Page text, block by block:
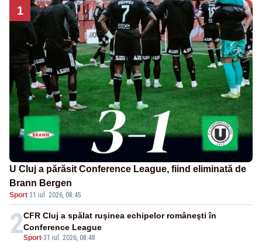
1
U Cluj a părăsit Conference League, fiind eliminată de
Brann Bergen
Sport·31 iul. 2026, 08:45
2Sport-31 iul. 2026, 08:48
CFR Cluj a spălat ruşinea echipelor româneşti în
Conference League